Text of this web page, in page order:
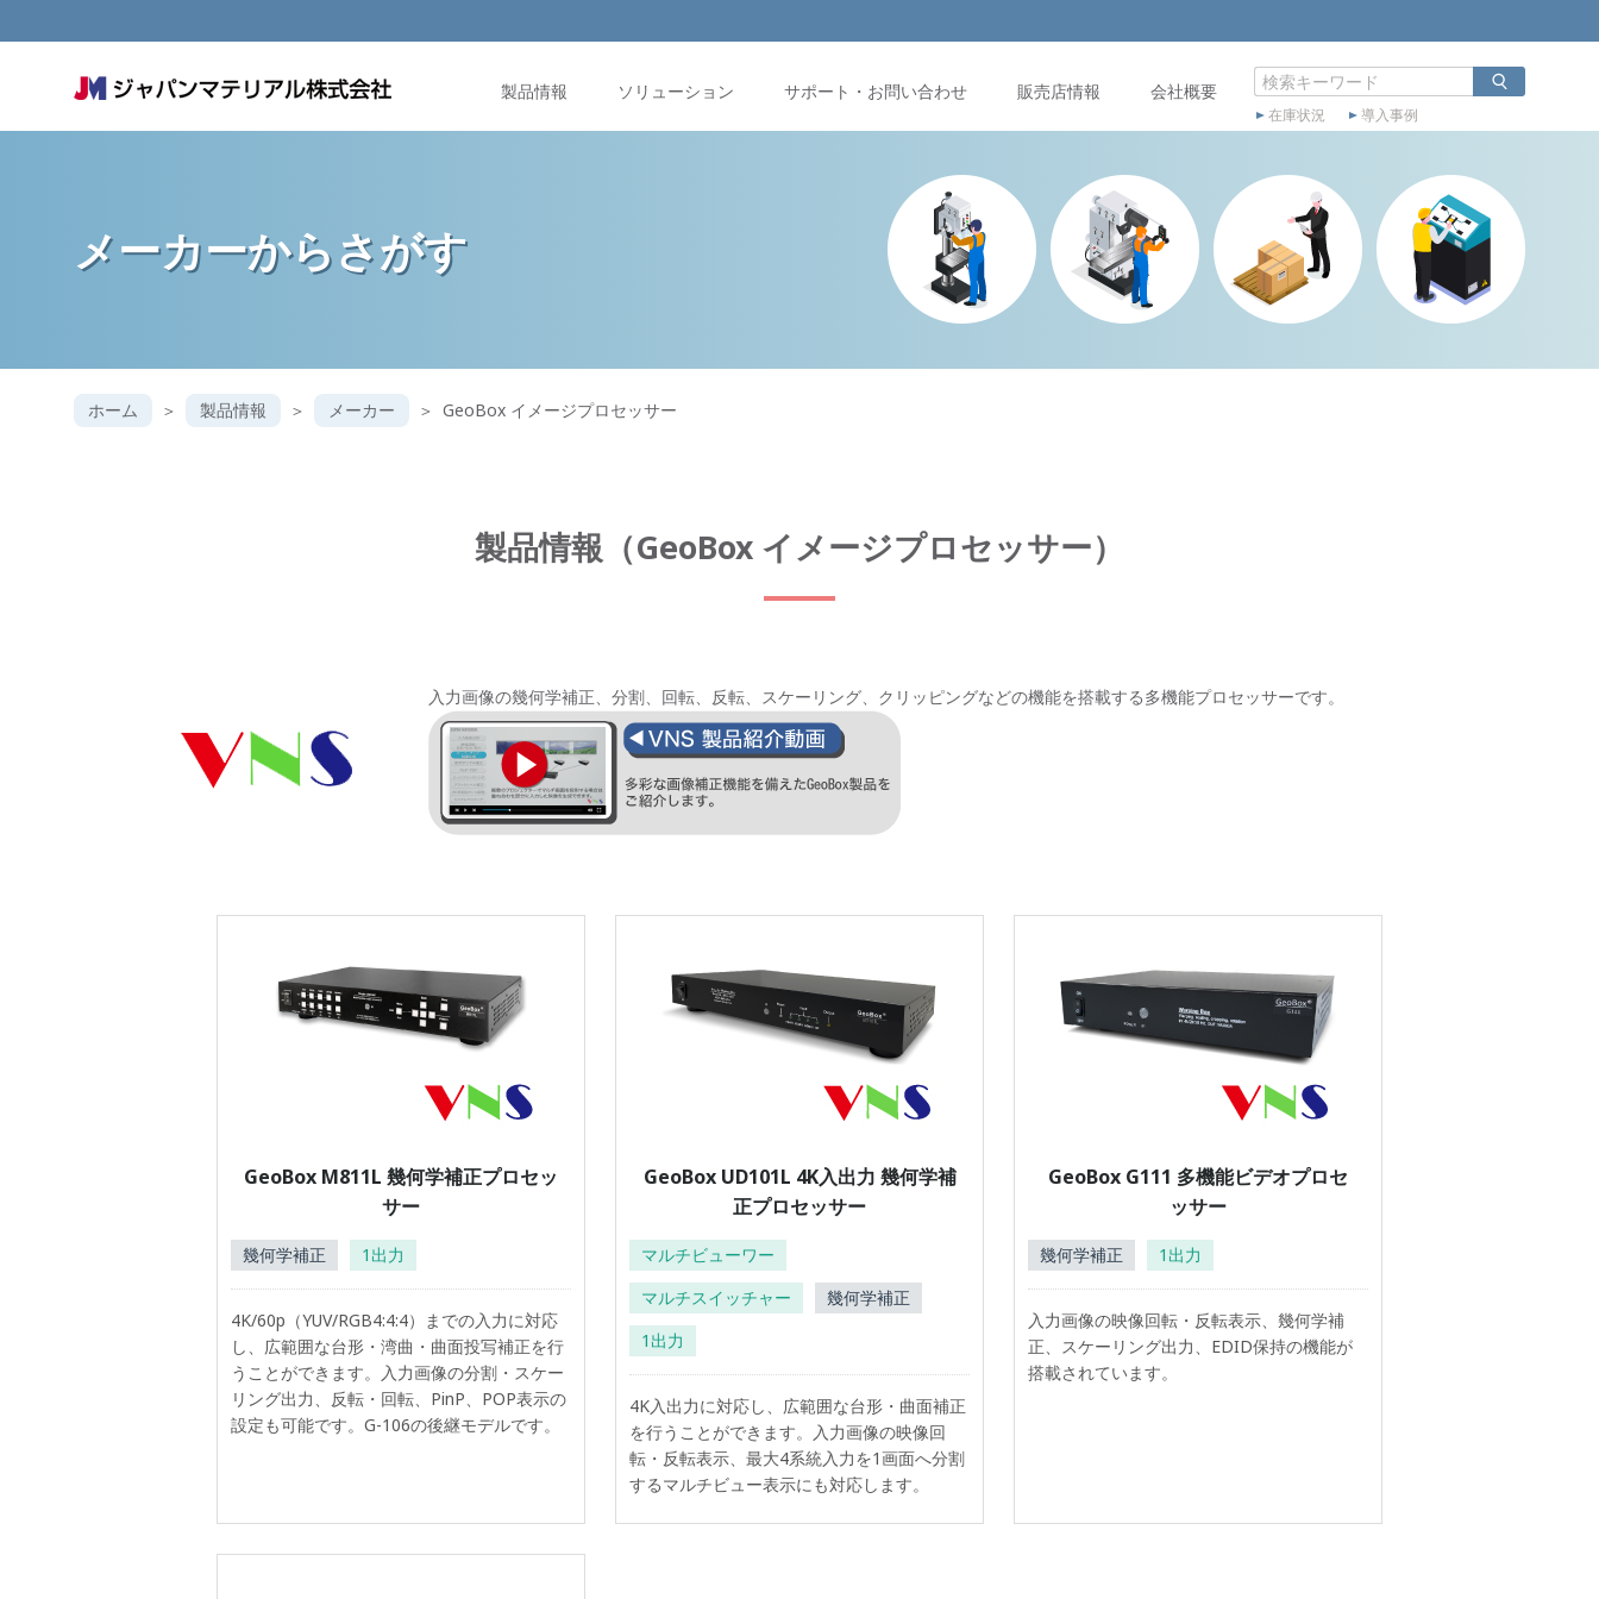
製品情報 ソリューション サポート・お問い合わせ 販売店情報 会社概要
在庫状況 導入事例
メーカーからさがす
ホーム 製品情報 メーカー GeoBox イメージプロセッサー
製品情報（GeoBox イメージプロセッサー）
入力画像の幾何学補正、分割、回転、反転、スケーリング、クリッピングなどの機能を搭載する多機能プロセッサーです。
GeoBox M811L 幾何学補正プロセッ
サー
幾何学補正 1出力
4K/60p（YUV/RGB4:4:4）までの入力に対応
し、広範囲な台形・湾曲・曲面投写補正を行
うことができます。入力画像の分割・スケー
リング出力、反転・回転、PinP、POP表示の
設定も可能です。G-106の後継モデルです。
GeoBox UD101L 4K入出力 幾何学補
正プロセッサー
マルチビューワー
マルチスイッチャー
幾何学補正
1出力
4K入出力に対応し、広範囲な台形・曲面補正
を行うことができます。入力画像の映像回
転・反転表示、最大4系統入力を1画面へ分割
するマルチビュー表示にも対応します。
GeoBox G111 多機能ビデオプロセ
ッサー
幾何学補正 1出力
入力画像の映像回転・反転表示、幾何学補
正、スケーリング出力、EDID保持の機能が
搭載されています。